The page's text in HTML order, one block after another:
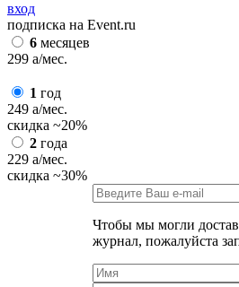
вход
подписка на Event.ru
6 месяцев
299 a/мес.
1 год
249 a/мес.
скидка ~20%
2 года
229 a/мес.
скидка ~30%
Чтобы мы могли
журнал, пожалуйста